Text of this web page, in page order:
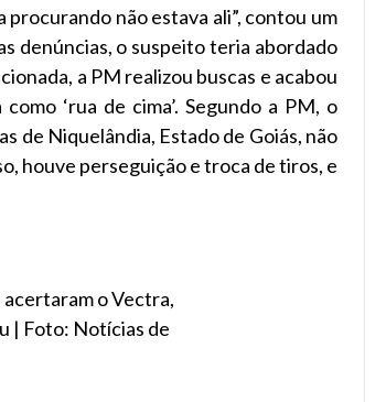
não estava ali”, contou um
denúncias, o suspeito teria abordado
a PM realizou buscas e acabou
‘rua de cima’. Segundo a PM, o
de Niquelândia, Estado de Goiás, não
houve perseguição e troca de tiros, e
o Vectra,
| Foto: Notícias de